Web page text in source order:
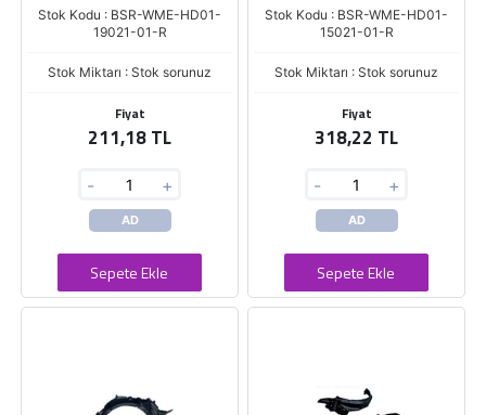
Stok Kodu : BSR-WME-HD01-
19021-01-R
Stok Miktarı : Stok sorunuz
Fiyat
211,18 TL
- +
AD
Sepete Ekle
Stok Kodu : BSR-WME-HD01-
15021-01-R
Stok Miktarı : Stok sorunuz
Fiyat
318,22 TL
- +
AD
Sepete Ekle